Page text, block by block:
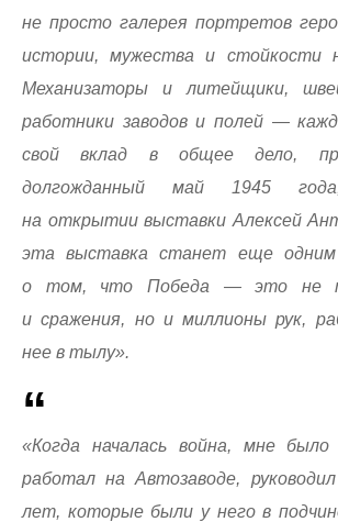
не просто галерея портретов
истории, мужества и стойкости
Механизаторы и литейщики,
работники заводов и полей —
свой вклад в общее дело,
долгожданный май 1945
на открытии выставки Алексей
эта выставка станет еще одним
о том, что Победа — это не
и сражения, но и миллионы рук,
нее в тылу».
«Когда началась война, мне
работал на Автозаводе,
лет, которые были у него в